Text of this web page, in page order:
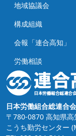
地域協議会
構成組織
会報「連合高知」
労働相談
日本労働組合総連合
〒780-0870 高知県
こうち勤労センター